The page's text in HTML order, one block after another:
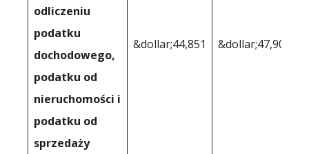
odliczeniu
podatku
dochodowego,
podatku od
nieruchomości i
podatku od
sprzedaży
&dollar;44,851 &dollar;47,909